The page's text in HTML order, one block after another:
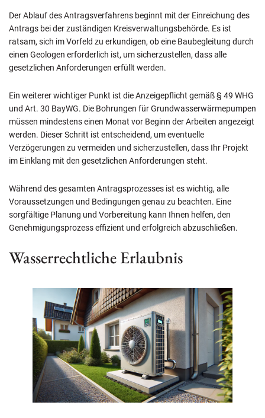
Der Ablauf des Antragsverfahrens beginnt mit der Einreichung des
Antrags bei der zuständigen Kreisverwaltungsbehörde. Es ist
ratsam, sich im Vorfeld zu erkundigen, ob eine Baubegleitung durch
einen Geologen erforderlich ist, um sicherzustellen, dass alle
gesetzlichen Anforderungen erfüllt werden.
Ein weiterer wichtiger Punkt ist die Anzeigepflicht gemäß § 49 WHG
und Art. 30 BayWG. Die Bohrungen für Grundwasserwärmepumpen
müssen mindestens einen Monat vor Beginn der Arbeiten angezeigt
werden. Dieser Schritt ist entscheidend, um eventuelle
Verzögerungen zu vermeiden und sicherzustellen, dass Ihr Projekt
im Einklang mit den gesetzlichen Anforderungen steht.
Während des gesamten Antragsprozesses ist es wichtig, alle
Voraussetzungen und Bedingungen genau zu beachten. Eine
sorgfältige Planung und Vorbereitung kann Ihnen helfen, den
Genehmigungsprozess effizient und erfolgreich abzuschließen.
Wasserrechtliche Erlaubnis